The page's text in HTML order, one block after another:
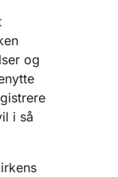
og
i så